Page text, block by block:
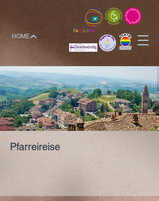
HOME
Pfarreireise